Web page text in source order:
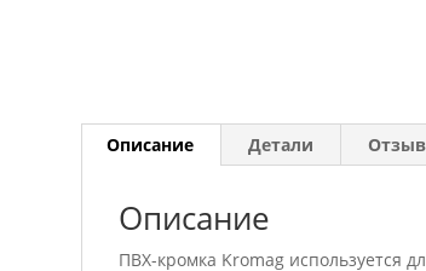
Описание Детали
Описание
ПВХ-кромка Kromag используется